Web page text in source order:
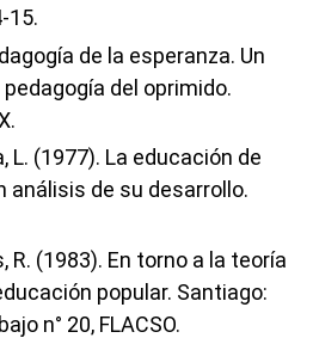
15.
de la esperanza. Un
del oprimido.
L. (1977). La educación de
análisis de su desarrollo.
R. (1983). En torno a la teoría
popular. Santiago:
n° 20, FLACSO.